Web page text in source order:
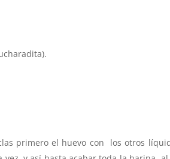
primero el huevo con los otros